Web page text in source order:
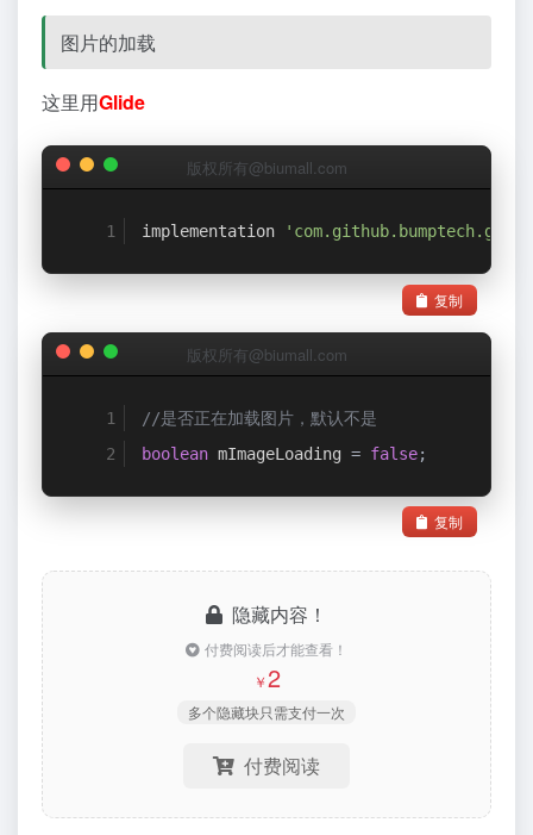
图片的加载
这里用Glide
版权所有@biumall.com
implementation
复制
版权所有@biumall.com
//是否正在加载图片，默认不是
boolean mImageLoading = false;
复制
隐藏内容！
付费阅读后才能查看！
￥2
多个隐藏块只需支付一次
付费阅读